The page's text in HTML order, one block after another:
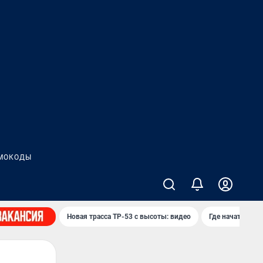
Новая трасса ТР-53 с высоты: видео Где начать